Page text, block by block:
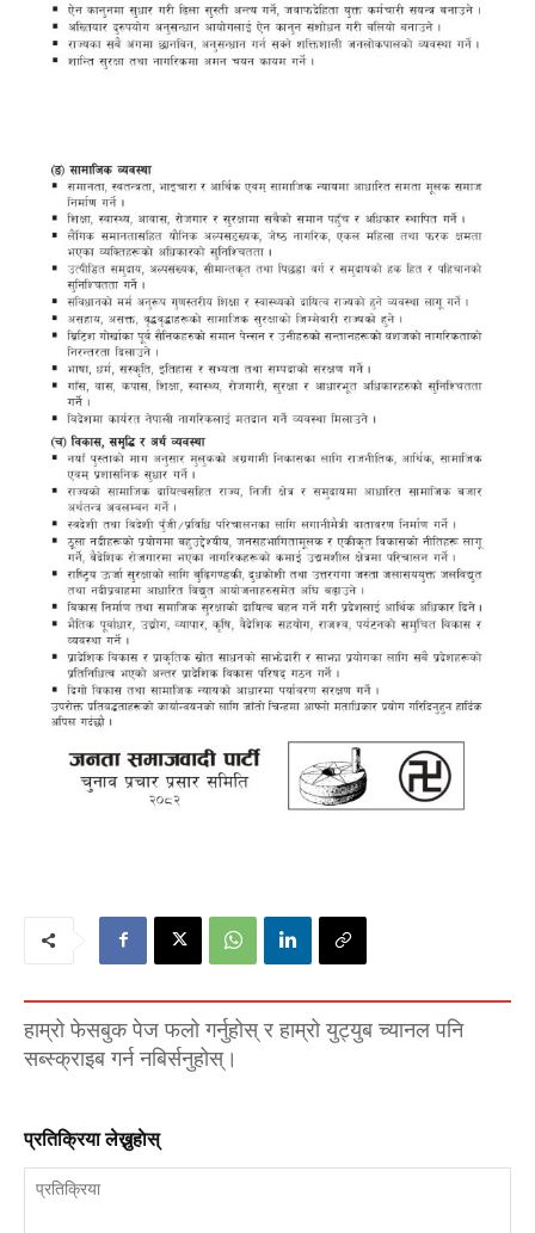
हाम्रो फेसबुक पेज फलो गर्नुहोस् र हाम्रो युट्युब च्यानल पनि
सब्स्क्राइब गर्न नबिर्सनुहोस्।
प्रतिक्रिया लेख्नुहाेस्